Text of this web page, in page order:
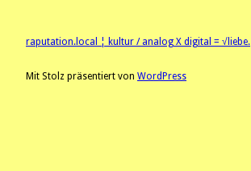
raputation.local ¦ kultur / analog X digital = √liebe.
Mit Stolz präsentiert von WordPress